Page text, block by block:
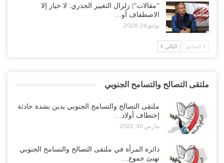
“مقالات“| زلزال التغيير الجذري: لا خيار إلا
الاصطفاف أو…
يوليو 26, 2026
السابق التالي
ملتقى التصالح والتسامح الجنوبي
ملتقى التصالح والتسامح الجنوبي يدين بشدة حادثة
إختطاف أولاد…
مارس 30, 2022
دائرة المرأة في ملتقى التصالح والتسامح الجنوبي
تهنئ جموع…